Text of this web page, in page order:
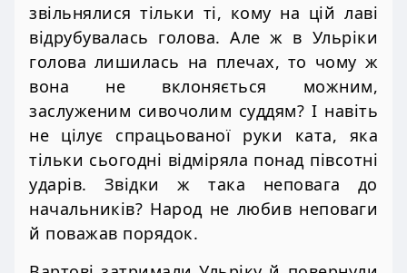
звільнялися тільки ті, кому на цій лаві
відрубувалась голова. Але ж в Ульріки
голова лишилась на плечах, то чому ж
вона не вклоняється можним,
заслуженим сивочолим суддям? І навіть
не цілує спрацьованої руки ката, яка
тільки сьогодні відміряла понад півсотні
ударів. Звідки ж така неповага до
начальників? Народ не любив неповаги
й поважав порядок.